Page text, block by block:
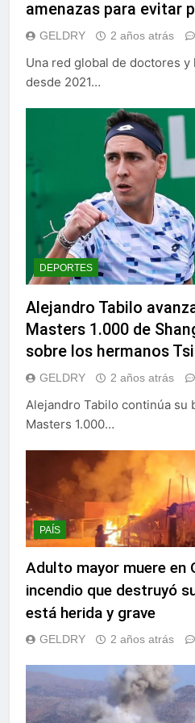
amenazas para evitar
GELDRY 2 años atrás
Una red global de doctores
desde 2021…
DEPORTES
Alejandro Tabilo
Masters 1.000 de
sobre los hermanos
GELDRY 2 años atrás
Alejandro Tabilo continúa su
Masters 1.000…
PAÍS
Adulto mayor muere en
incendio que destruyó
está herida y grave
GELDRY 2 años atrás